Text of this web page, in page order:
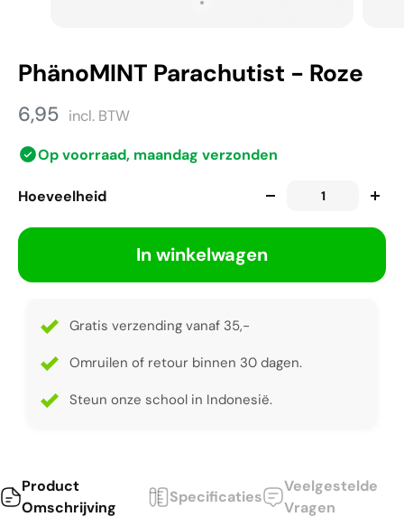
PhänoMINT Parachutist - Roze
6,95 incl. BTW
Op voorraad, maandag verzonden
Hoeveelheid
In winkelwagen
Gratis verzending vanaf 35,-
Omruilen of retour binnen 30 dagen.
Steun onze school in Indonesië.
Product
Omschrijving
Specificaties
Veelgestelde
Vragen